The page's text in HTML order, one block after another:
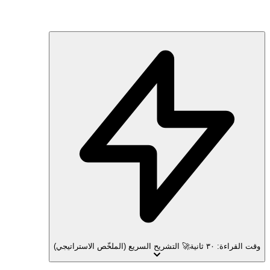
وقت القراءة: ٣٠ ثانية 🚀 التشريح السريع (الملخّص الاستراتيجي)